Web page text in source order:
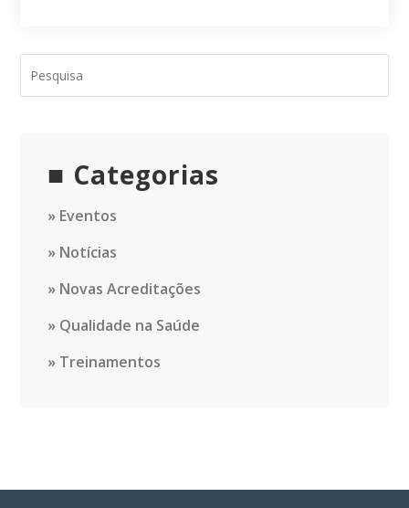
Categorias
Eventos
Notícias
Novas Acreditações
Qualidade na Saúde
Treinamentos